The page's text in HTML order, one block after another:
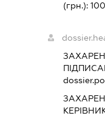
(грн.):100